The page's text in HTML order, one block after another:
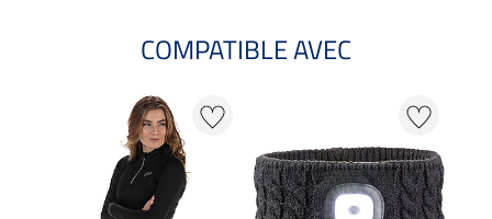
COMPATIBLE AVEC